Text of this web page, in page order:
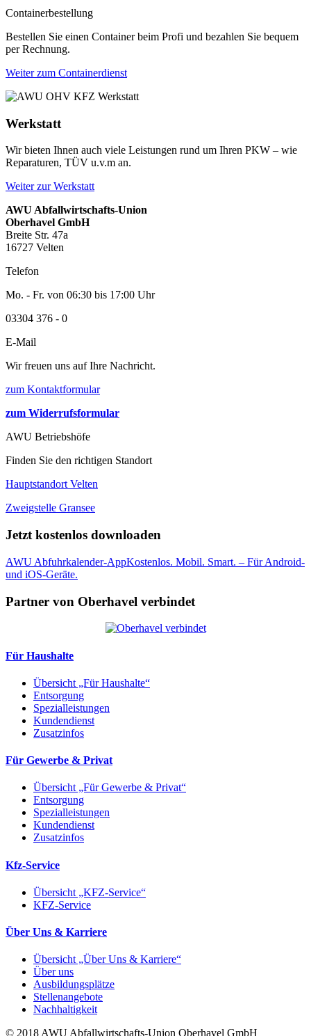
Containerbestellung
Bestellen Sie einen Container beim Profi und bezahlen Sie bequem
per Rechnung.
Weiter zum Containerdienst
Werkstatt
Wir bieten Ihnen auch viele Leistungen rund um Ihren PKW – wie
Reparaturen, TÜV u.v.m an.
Weiter zur Werkstatt
AWU Abfallwirtschafts-Union
Oberhavel GmbH
Breite Str. 47a
16727 Velten
Telefon
Mo. - Fr. von 06:30 bis 17:00 Uhr
03304 376 - 0
E-Mail
Wir freuen uns auf Ihre Nachricht.
zum Kontaktformular
zum Widerrufsformular
AWU Betriebshöfe
Finden Sie den richtigen Standort
Hauptstandort Velten
Zweigstelle Gransee
Jetzt kostenlos downloaden
AWU Abfuhrkalender-AppKostenlos. Mobil. Smart. – Für Android-
und iOS-Geräte.
Partner von Oberhavel verbindet
Für Haushalte
Übersicht „Für Haushalte“
Entsorgung
Spezialleistungen
Kundendienst
Zusatzinfos
Für Gewerbe & Privat
Übersicht „Für Gewerbe & Privat“
Entsorgung
Spezialleistungen
Kundendienst
Zusatzinfos
Kfz-Service
Übersicht „KFZ-Service“
KFZ-Service
Über Uns & Karriere
Übersicht „Über Uns & Karriere“
Über uns
Ausbildungsplätze
Stellenangebote
Nachhaltigkeit
© 2018 AWU Abfallwirtschafts-Union Oberhavel GmbH